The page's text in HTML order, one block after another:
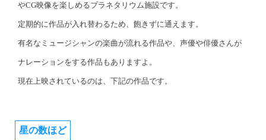
やCG映像を楽しめるプラネタリウム施設です。
定期的に作品が入れ替わるため、飽きずに通えます。
有名なミュージシャンの楽曲が流れる作品や、声優や俳優さんが
ナレーションをする作品もありますよ。
現在上映されているのは、下記の作品です。
星の数ほど